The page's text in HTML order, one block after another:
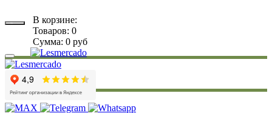
В корзине:
Товаров: 0
Сумма: 0 руб
Каталог